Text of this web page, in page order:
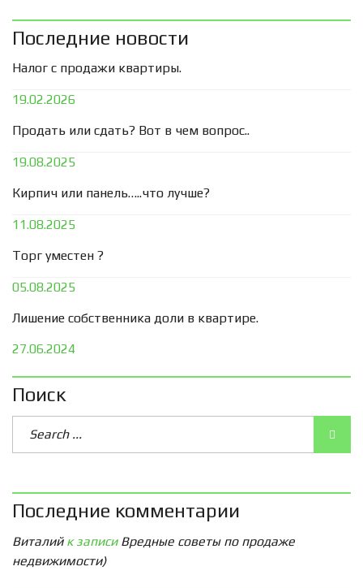
Последние новости
Налог с продажи квартиры.
19.02.2026
Продать или сдать? Вот в чем вопрос..
19.08.2025
Кирпич или панель…..что лучше?
11.08.2025
Торг уместен ?
05.08.2025
Лишение собственника доли в квартире.
27.06.2024
Поиск
Последние комментарии
Виталийк записи Вредные советы по продаже
недвижимости)